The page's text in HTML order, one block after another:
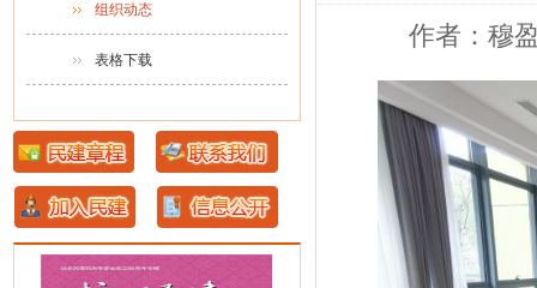
组织动态
表格下载
作者：穆